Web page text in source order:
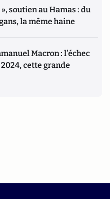
soutien au Hamas : du
la même haine
Macron : l’échec
cette grande